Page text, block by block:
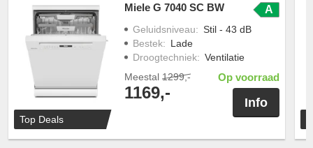
Top Deals
Miele G 7040 SC BW A
Geluidsniveau: Stil - 43 dB
Bestek: Lade
Droogtechniek: Ventilatie
Meestal 1299,-
1169,-
Op voorraad
Info